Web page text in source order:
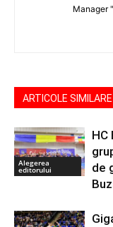
Manager
ARTICOLE SIMILARE
Alegerea
editorului
HC
de